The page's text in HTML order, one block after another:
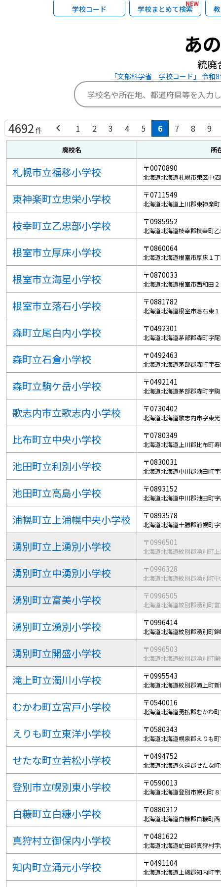
学校コード 学校まとめて検索
NEW
あ
統廃
「文部科学省 学校コード」 令和
4692 件 chevron_left 1 2 3 4 5 6 7 8 9
廃校名 所
札幌市立福移小学校 〒0070890
北海道北海道札幌市東区中
東神楽町立忠栄小学校 〒0711549
北海道北海道上川郡東神楽
枝幸町立乙忠部小学校 〒0985952
北海道北海道枝幸郡枝幸町
根室市立厚床小学校 〒0860064
北海道北海道根室市厚床１
根室市立海星小学校 〒0870033
北海道北海道根室市西和田
根室市立落石小学校 〒0881782
北海道北海道根室市落石東
森町立尾白内小学校 〒0492301
北海道北海道茅部郡森町字
森町立石倉小学校 〒0492463
北海道北海道茅部郡森町字
森町立駒ケ岳小学校 〒0492141
北海道北海道茅部郡森町字
歌志内市立歌志内小学校 〒0730402
北海道北海道歌志内市字東
比布町立中央小学校 〒0780349
北海道北海道上川郡比布町
池田町立利別小学校 〒0830031
北海道北海道中川郡池田町
池田町立高島小学校 〒0893152
北海道北海道中川郡池田町
浦幌町立上浦幌中央小学校 〒0893578
北海道北海道十勝郡浦幌町
湧別町立上湧別小学校 〒0996501
北海道北海道紋別郡湧別町
湧別町立中湧別小学校 〒0996328
北海道北海道紋別郡湧別町
湧別町立富美小学校 〒0996505
北海道北海道紋別郡湧別町
湧別町立湧別小学校 〒0996414
北海道北海道紋別郡湧別町
湧別町立開盛小学校 〒0996503
北海道北海道紋別郡湧別町
滝上町立濁川小学校 〒0995543
北海道北海道紋別郡滝上町
むかわ町立宮戸小学校 〒0540016
北海道北海道勇払郡むかわ
えりも町立東洋小学校 〒0580343
北海道北海道幌泉郡えりも
せたな町立若松小学校 〒0494752
北海道北海道久遠郡せたな
登別市立幌別東小学校 〒0590013
北海道北海道登別市幌別町
白糠町立白糠小学校 〒0880312
北海道北海道白糠郡白糠町
真狩村立御保内小学校 〒0481622
北海道北海道虻田郡真狩村
知内町立涌元小学校 〒0491104
北海道北海道上磯郡知内町